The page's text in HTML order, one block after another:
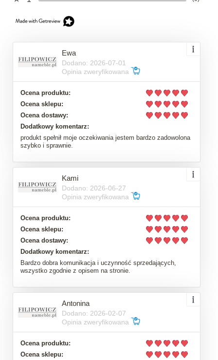
Ewa
Dodano: 2026-07-01
Opinia zweryfikowana
Ocena produktu:
Ocena sklepu:
Ocena dostawy:
Dodatkowy komentarz:
produkt spełnił moje oczekiwania jestem bardzo zadowolona
szybko i sprawnie.
Kami
Dodano: 2026-06-27
Opinia zweryfikowana
Ocena produktu:
Ocena sklepu:
Ocena dostawy:
Dodatkowy komentarz:
Bardzo dobra komunikacja i uczynność sprzedających,
wszystko zgodnie z opisem na stronie.
Antonina
Dodano: 2026-02-07
Opinia zweryfikowana
Ocena produktu:
Ocena sklepu: